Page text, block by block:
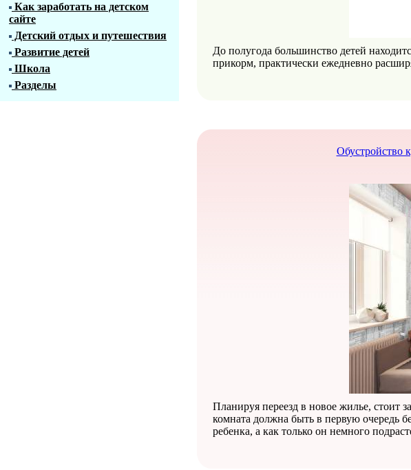
Как заработать на детском
сайте
Детский отдых и путешествия
Развитие детей
Школа
Разделы
До полугода большинство детей
прикорм, практически ежедневно
Обустройство
Планируя переезд в новое жилье, стоит
комната должна быть в первую очередь
ребенка, а как только он немного